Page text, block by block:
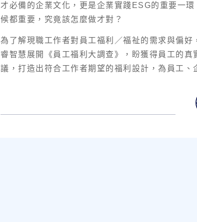
才必備的企業文化，更是企業實踐ESG的重要一
候都重要，究竟該怎麼做才對？
為了解現職工作者對員工福利／福祉的需求與偏
睿智慧展開《員工福利大調查》，盼獲得員工的真
議，打造出符合工作者期望的福利設計，為員工、